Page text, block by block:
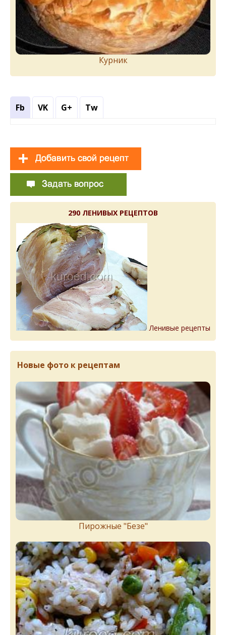
Курник
Fb VK G+ Tw
290 ЛЕНИВЫХ РЕЦЕПТОВ
Ленивые рецепты
Новые фото к рецептам
Пирожныe "Бeзe"